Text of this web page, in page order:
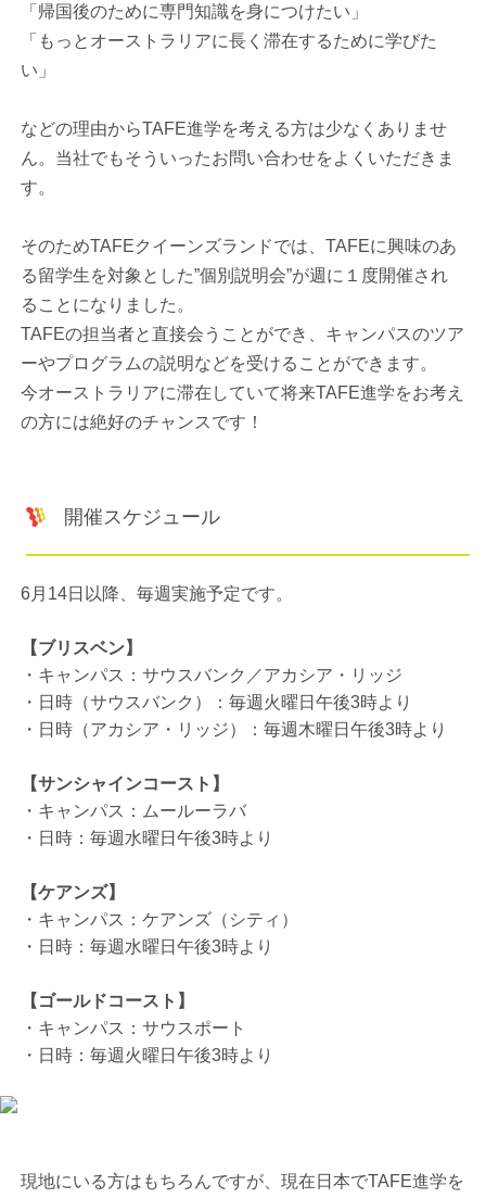
「帰国後のために専門知識を身につけたい」
「もっとオーストラリアに長く滞在するために学びた
い」
などの理由からTAFE進学を考える方は少なくありませ
ん。当社でもそういったお問い合わせをよくいただきま
す。
そのためTAFEクイーンズランドでは、TAFEに興味のあ
る留学生を対象とした”個別説明会”が週に１度開催され
ることになりました。
TAFEの担当者と直接会うことができ、キャンパスのツア
ーやプログラムの説明などを受けることができます。
今オーストラリアに滞在していて将来TAFE進学をお考え
の方には絶好のチャンスです！
開催スケジュール
6月14日以降、毎週実施予定です。
【ブリスベン】
・キャンパス：サウスバンク／アカシア・リッジ
・日時（サウスバンク）：毎週火曜日午後3時より
・日時（アカシア・リッジ）：毎週木曜日午後3時より
【サンシャインコースト】
・キャンパス：ムールーラバ
・日時：毎週水曜日午後3時より
【ケアンズ】
・キャンパス：ケアンズ（シティ）
・日時：毎週水曜日午後3時より
【ゴールドコースト】
・キャンパス：サウスポート
・日時：毎週火曜日午後3時より
現地にいる方はもちろんですが、現在日本でTAFE進学を